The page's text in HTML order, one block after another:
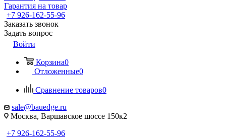
Гарантия на товар
+7 926-162-55-96
Заказать звонок
Задать вопрос
Войти
Корзина0
Отложенные0
Сравнение товаров0
sale@bauedge.ru
Москва, Варшавское шоссе 150к2
+7 926-162-55-96